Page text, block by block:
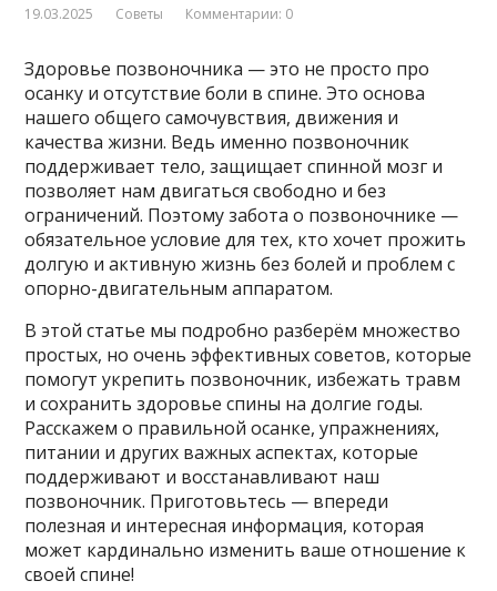
19.03.2025 Советы Комментарии: 0
Здоровье позвоночника — это не просто про
осанку и отсутствие боли в спине. Это основа
нашего общего самочувствия, движения и
качества жизни. Ведь именно позвоночник
поддерживает тело, защищает спинной мозг и
позволяет нам двигаться свободно и без
ограничений. Поэтому забота о позвоночнике —
обязательное условие для тех, кто хочет прожить
долгую и активную жизнь без болей и проблем с
опорно-двигательным аппаратом.
В этой статье мы подробно разберём множество
простых, но очень эффективных советов, которые
помогут укрепить позвоночник, избежать травм
и сохранить здоровье спины на долгие годы.
Расскажем о правильной осанке, упражнениях,
питании и других важных аспектах, которые
поддерживают и восстанавливают наш
позвоночник. Приготовьтесь — впереди
полезная и интересная информация, которая
может кардинально изменить ваше отношение к
своей спине!